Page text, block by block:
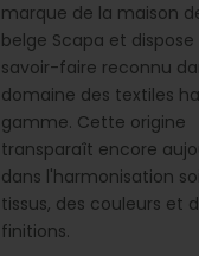
marque de la maison
belge Scapa et
savoir-faire reconnu
domaine des textiles
gamme. Cette origine
transparaît encore
dans l'harmonisation
tissus, des couleurs et
finitions.